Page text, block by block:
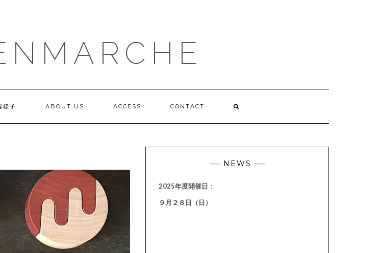
様子 ABOUT US ACCESS CONTACT
NEWS
2025年度開催日 ：
９月２８日（日）